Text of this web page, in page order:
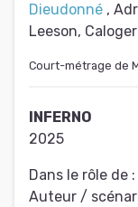
Dieudonné ,
Leeson,
Court-métrage de
INFERNO
2025
Dans le rôle de :
Auteur /